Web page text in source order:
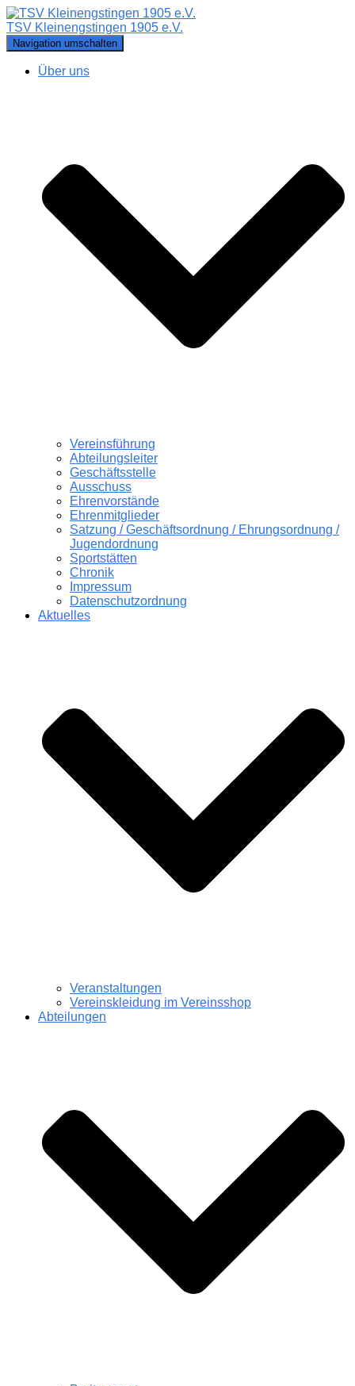
TSV Kleinengstingen 1905 e.V.
Navigation umschalten
Über uns
Vereinsführung
Abteilungsleiter
Geschäftsstelle
Ausschuss
Ehrenvorstände
Ehrenmitglieder
Satzung / Geschäftsordnung / Ehrungsordnung /
Jugendordnung
Sportstätten
Chronik
Impressum
Datenschutzordnung
Aktuelles
Veranstaltungen
Vereinskleidung im Vereinsshop
Abteilungen